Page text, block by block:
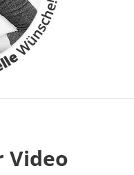
Video